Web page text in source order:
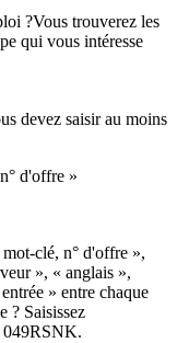
?Vous trouverez les
qui vous intéresse
devez saisir au moins
d'offre »
clé, n° d'offre »,
», « anglais »,
» entre chaque
? Saisissez
049RSNK.